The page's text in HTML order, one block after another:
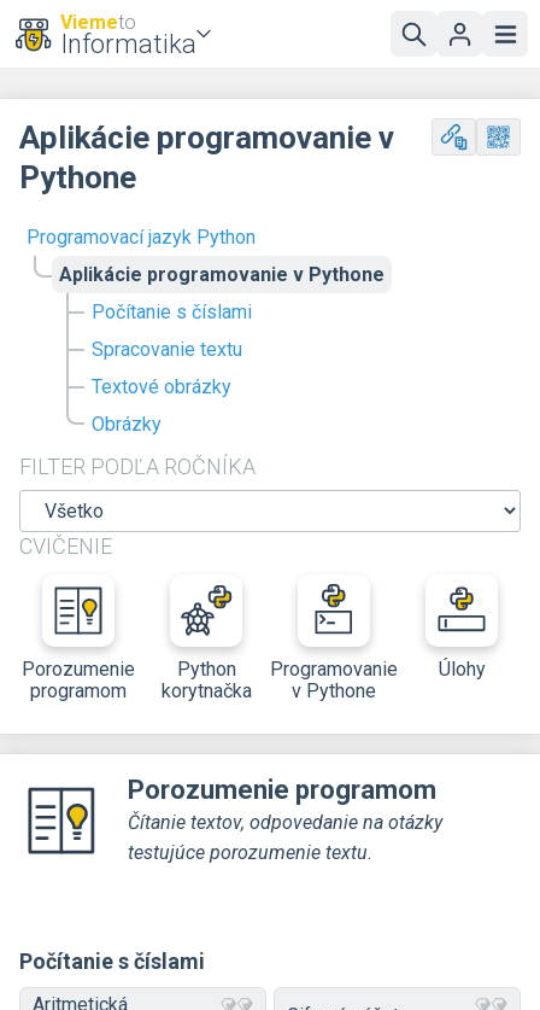
Viemeto
Informatika
Programovací jazyk Python
Aplikácie programovanie v Pythone
Počítanie s číslami
Spracovanie textu
Textové obrázky
Obrázky
FILTER PODĽA ROČNÍKA
CVIČENIE
Porozumenie
programom
Python
korytnačka
Programovanie
v Pythone
Úlohy
Aplikácie programovanie v
Pythone
Porozumenie programom
Čítanie textov, odpovedanie na otázky
testujúce porozumenie textu.
Počítanie s číslami
Aritmetická